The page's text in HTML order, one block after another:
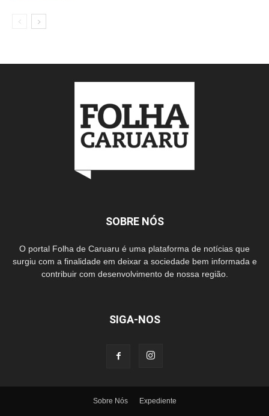
SOBRE NÓS
O portal Folha de Caruaru é uma plataforma de notícias que
surgiu com a finalidade em deixar a sociedade bem informada e
contribuir com desenvolvimento de nossa região.
SIGA-NOS
Sobre Nós Expediente